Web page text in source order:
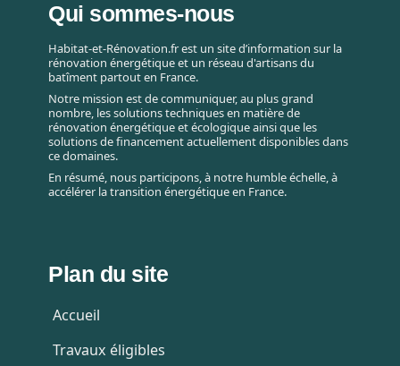
Qui sommes-nous
Habitat-et-Rénovation.fr est un site d’information sur la
rénovation énergétique et un réseau d'artisans du
batîment partout en France.
Notre mission est de communiquer, au plus grand
nombre, les solutions techniques en matière de
rénovation énergétique et écologique ainsi que les
solutions de financement actuellement disponibles dans
ce domaines.
En résumé, nous participons, à notre humble échelle, à
accélérer la transition énergétique en France.
Plan du site
Accueil
Travaux éligibles